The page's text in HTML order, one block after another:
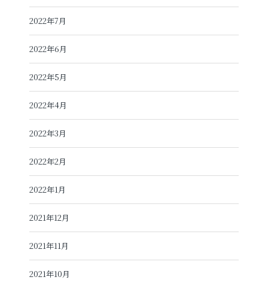
2022年7月
2022年6月
2022年5月
2022年4月
2022年3月
2022年2月
2022年1月
2021年12月
2021年11月
2021年10月